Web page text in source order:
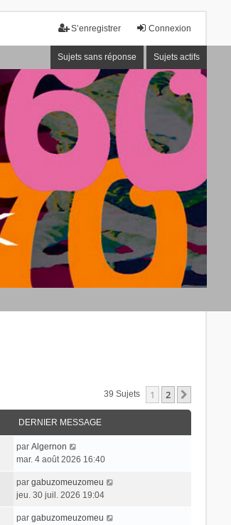
Connexion
S’enregistrer
Sujets sans réponse Sujets actifs
39 Sujets 1 2
DERNIER MESSAGE
par Algernon
mar. 4 août 2026 16:40
par gabuzomeuzomeu
jeu. 30 juil. 2026 19:04
par gabuzomeuzomeu